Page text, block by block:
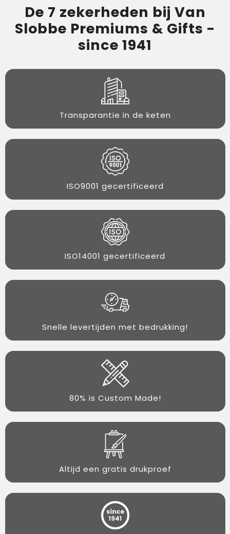
De 7 zekerheden bij Van
Slobbe Premiums & Gifts -
since 1941
Transparantie in de keten
ISO9001 gecertificeerd
ISO14001 gecertificeerd
Snelle levertijden met bedrukking!
80% is Custom Made!
Altijd een gratis drukproef